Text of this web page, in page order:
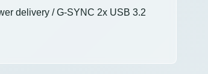
delivery / G-SYNC 2x USB 3.2